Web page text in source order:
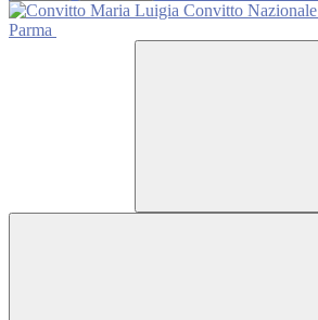
Convitto Nazionale
Parma